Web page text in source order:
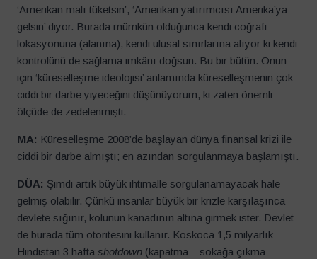
‘Amerikan malı tüketsin’, ‘Amerikan yatırımcısı Amerika’ya
gelsin’ diyor. Burada mümkün olduğunca kendi coğrafi
lokasyonuna (alanına), kendi ulusal sınırlarına alıyor ki kendi
kontrolünü de sağlama imkânı doğsun. Bu bir bütün. Onun
için ‘küreselleşme ideolojisi’ anlamında küreselleşmenin çok
ciddi bir darbe yiyeceğini düşünüyorum, ki zaten önemli
ölçüde de zedelenmişti.
MA: Küreselleşme 2008’de başlayan dünya finansal krizi ile
ciddi bir darbe almıştı; en azından sorgulanmaya başlamıştı.
DÜA: Şimdi artık büyük ihtimalle sorgulanamayacak hale
gelmiş olabilir. Çünkü insanlar büyük bir krizle karşılaşınca
devlete sığınır, kolunun kanadının altına girmek ister. Devlet
de burada tüm otoritesini kullanır. Koskoca 1,5 milyarlık
Hindistan 3 hafta shotdown (kapatma – sokağa çıkma